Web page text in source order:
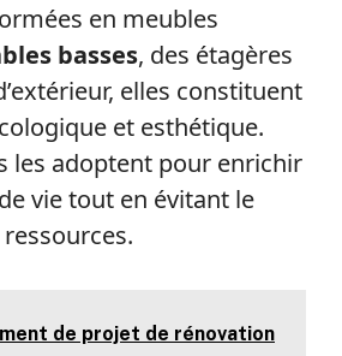
en meubles
basses, des étagères
elles constituent
et esthétique.
les adoptent pour enrichir
vie tout en évitant le
de projet de rénovation